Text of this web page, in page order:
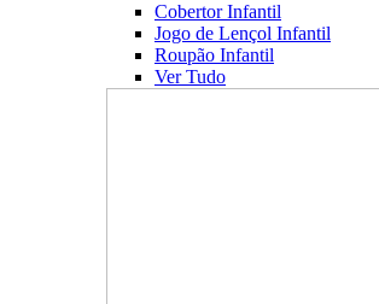
Cobertor Infantil
Jogo de Lençol Infantil
Roupão Infantil
Ver Tudo